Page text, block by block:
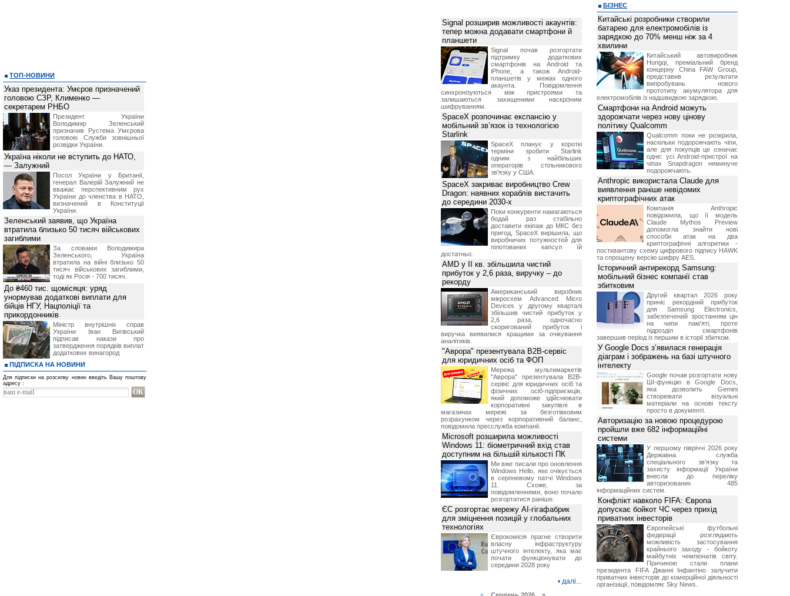
ТОП-НОВИНИ
Указ президента: Умєров призначений
головою СЗР, Клименко —
секретарем РНБО
Президент України
Володимир Зеленський
призначив Pустема Умєрова
головою Служби зовнішньої
розвідки України.
Україна ніколи не вступить до НАТО,
— Залужний
Посол України у Британії,
генерал Валерій Залужний не
вважає перспективним рух
України до членства в НАТО,
визначений в Конституції
України.
Зеленський заявив, що Україна
втратила близько 50 тисяч військових
загиблими
За словами Володимира
Зеленського, Україна
втратила на війні близько 50
тисяч військових загиблими,
тоді як Росія - 700 тисяч.
До ₴460 тис. щомісяця: уряд
унормував додаткові виплати для
бійців НГУ, Нацполіції та
прикордонників
Міністр внутрішніх справ
України Іван Вигівський
підписав накази про
затвердження порядків виплат
додаткових винагород
ПІДПИСКА НА НОВИНИ
Для підписки на розсилку новин введіть Вашу поштову
адресу :
Signal розширив можливості акаунтів:
тепер можна додавати смартфони й
планшети
Signal почав розгортати
підтримку додаткових
смартфонів на Android та
iPhone, а також Android-
планшетів у межах одного
акаунта. Повідомлення
синхронізуються між пристроями та
залишаються захищеними наскрізним
шифруванням.
SpaceX розпочинає експансію у
мобільний зв’язок із технологією
Starlink
SpaceX планує у короткі
терміни зробити Starlink
одним з найбільших
операторів стільникового
зв'язку у США.
SpaceX закриває виробництво Crew
Dragon: наявних кораблів вистачить
до середини 2030-х
Поки конкуренти намагаються
бодай раз стабільно
доставити екіпаж до МКС без
пригод, SpaceX вирішила, що
виробничих потужностей для
пілотованих капсул їй
достатньо.
AMD у II кв. збільшила чистий
прибуток у 2,6 раза, виручку – до
рекорду
Американський виробник
мікросхем Advanced Micro
Devices у другому кварталі
збільшив чистий прибуток у
2,6 раза, одночасно
скоригований прибуток і
виручка виявилися кращими за очікування
аналітиків.
"Аврора" презентувала B2B-сервіс
для юридичних осіб та ФОП
Мережа мультимаркетів
"Аврора" презентувала B2B-
сервіс для юридичних осіб та
фізичних осіб-підприємців,
який допоможе здійснювати
корпоративні закупівлі в
магазинах мережі за безготівковим
розрахунком через корпоративний баланс,
повідомила пресслужба компанії.
Microsoft розширила можливості
Windows 11: біометричний вхід став
доступним на більшій кількості ПК
Ми вже писали про оновлення
Windows Hello, яке очікується
в серпневому патчі Windows
11. Схоже, за
повідомленнями, воно почало
розгортатися раніше.
ЄС розгортає мережу AI-гігафабрик
для зміцнення позицій у глобальних
технологіях
Єврокомісія прагне створити
власну інфраструктуру
штучного інтелекту, яка має
почати функціонувати до
середини 2028 року
• далі...
БІЗНЕС
Китайські розробники створили
батарею для електромобілів із
зарядкою до 70% менш ніж за 4
хвилини
Китайський автовиробник
Hongqi, преміальний бренд
концерну China FAW Group,
представив результати
випробувань нового
прототипу акумулятора для
електромобілів із надшвидкою зарядкою.
Смартфони на Android можуть
здорожчати через нову цінову
політику Qualcomm
Qualcomm поки не розкрила,
наскільки подорожчають чіпи,
але для покупців це означає
одне: усі Android-пристрої на
чіпах Snapdragon неминуче
подорожчають.
Anthropic використала Claude для
виявлення раніше невідомих
криптографічних атак
Компанія Anthropic
повідомила, що її модель
Claude Mythos Preview
допомогла знайти нові
способи атак на два
криптографічні алгоритми -
постквантову схему цифрового підпису HAWK
та спрощену версію шифру AES.
Історичний антирекорд Samsung:
мобільний бізнес компанії став
збитковим
Другий квартал 2026 року
приніс рекордний прибуток
для Samsung Electronics,
забезпечений зростанням цін
на чипи пам'яті, проте
підрозділ смартфонів
завершив період із першим в історії збитком.
У Google Docs з’явилася генерація
діаграм і зображень на базі штучного
інтелекту
Google почав розгортати нову
ШІ-функцію в Google Docs,
яка дозволить Gemini
створювати візуальні
матеріали на основі тексту
просто в документі.
Авторизацію за новою процедурою
пройшли вже 682 інформаційні
системи
У першому півріччі 2026 року
Державна служба
спеціального зв'язку та
захисту інформації України
внесла до переліку
авторизованих 485
інформаційних систем.
Конфлікт навколо FIFA: Європа
допускає бойкот ЧС через прихід
приватних інвесторів
Європейські футбольні
федерації розглядають
можливість застосування
крайнього заходу - бойкоту
майбутніх чемпіонатів світу.
Причиною стали плани
президента FIFA Джанні Інфантіно залучити
приватних інвесторів до комерційної діяльності
організації, повідомляє Sky News.